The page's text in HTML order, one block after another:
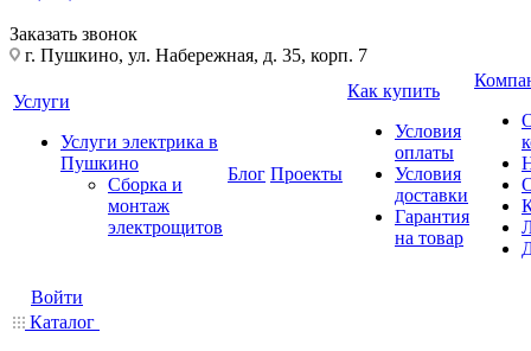
Заказать звонок
г. Пушкино, ул. Набережная, д. 35, корп. 7
Услуги
Услуги электрика в
Пушкино
Сборка и
монтаж
электрощитов
Блог Проекты
Как купить
Условия
оплаты
Условия
доставки
Гарантия
на товар
Войти
Каталог